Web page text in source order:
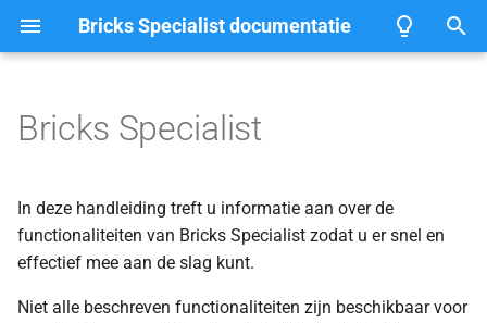
Bricks Specialist documentatie
m
t
e
Bricks Specialist
In deze handleiding treft u informatie aan over de
functionaliteiten van Bricks Specialist zodat u er snel en
effectief mee aan de slag kunt.
Niet alle beschreven functionaliteiten zijn beschikbaar voor